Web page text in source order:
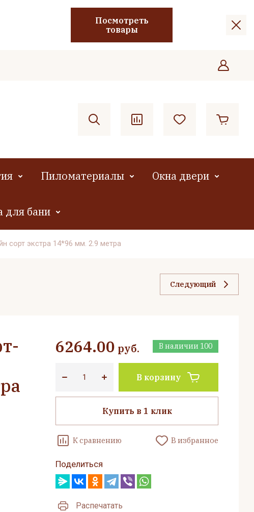
Посмотреть
товары
Пиломатериалы Окна двери
для бани
сорт экстра 14*96 мм. 2.9 метра
Следующий
В наличии 100
6264.00 руб.
В корзину
Купить в 1 клик
К сравнению В избранное
Поделиться
Распечатать